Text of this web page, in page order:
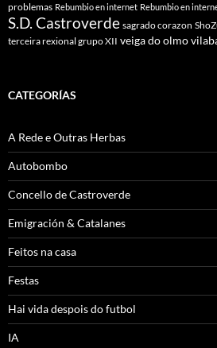
problemas Rebumbio en internet Rebumbio en
S.D. Castroverde sagrado corazon
terceira rexional grupo XII veiga do olmo
CATEGORÍAS
A Rede e Outras Herbas
Autobombo
Concello de Castroverde
Emigración & Catalanes
Feitos na casa
Festas
Hai vida despois do futbol
IA